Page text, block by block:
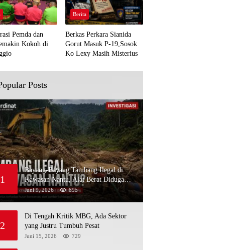
Pemda dan
Kokoh di
Berita
Berkas Perkara Sianida
Gorut Masuk P-19,Sosok
Ko Lexy Masih Misterius
Posts
1
Bayang-Bayang Tambang Ilegal di
Kawasan Nantu, Alat Berat Diduga
Kembali Menembus Hutan Sapa
Juni 9, 2026 895
2
Di Tengah Kritik MBG, Ada Sektor
yang Justru Tumbuh Pesat
Juni 15, 2026 729